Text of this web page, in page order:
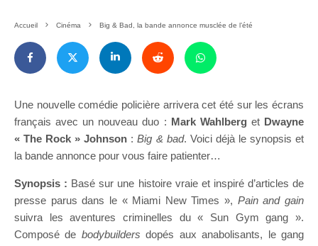
Accueil Cinéma Big & Bad, la bande annonce musclée de l’été
Une nouvelle comédie policière arrivera cet été sur les écrans
français avec un nouveau duo : Mark Wahlberget Dwayne
« The Rock » Johnson :Big & bad. Voici déjà le synopsis et
la bande annonce pour vous faire patienter…
Synopsis : Basé sur une histoire vraie et inspiré d’articles de
presse parus dans le « Miami New Times », Pain and gain
suivra les aventures criminelles du « Sun Gym gang ».
Composé de bodybuilders dopés aux anabolisants, le gang